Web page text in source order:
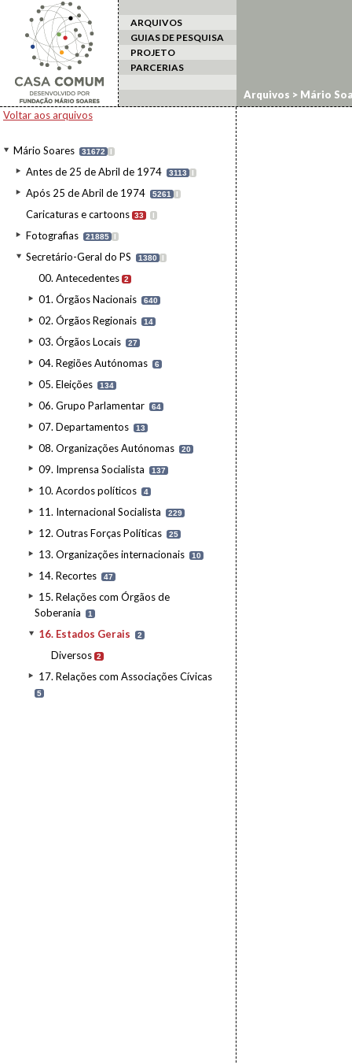
ARQUIVOS
GUIAS DE PESQUISA
PROJETO
PARCERIAS
Voltar aos arquivos
Mário Soares 31672 I
Antes de 25 de Abril de 1974 3113 I
Após 25 de Abril de 1974 5261 I
Caricaturas e cartoons 33 I
Fotografias 21885 I
Secretário-Geral do PS 1380 I
00. Antecedentes 2
01. Órgãos Nacionais 640
02. Órgãos Regionais 14
03. Órgãos Locais 27
04. Regiões Autónomas 6
05. Eleições 134
06. Grupo Parlamentar 64
07. Departamentos 13
08. Organizações Autónomas 20
09. Imprensa Socialista 137
10. Acordos políticos 4
11. Internacional Socialista 229
12. Outras Forças Políticas 25
13. Organizações internacionais 10
14. Recortes 47
15. Relações com Órgãos de
Soberania
1
16. Estados Gerais 2
Diversos 2
17. Relações com Associações Cívicas
5
Arquivos > Mário